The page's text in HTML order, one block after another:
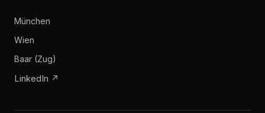
München
Wien
Baar (Zug)
LinkedIn ↗